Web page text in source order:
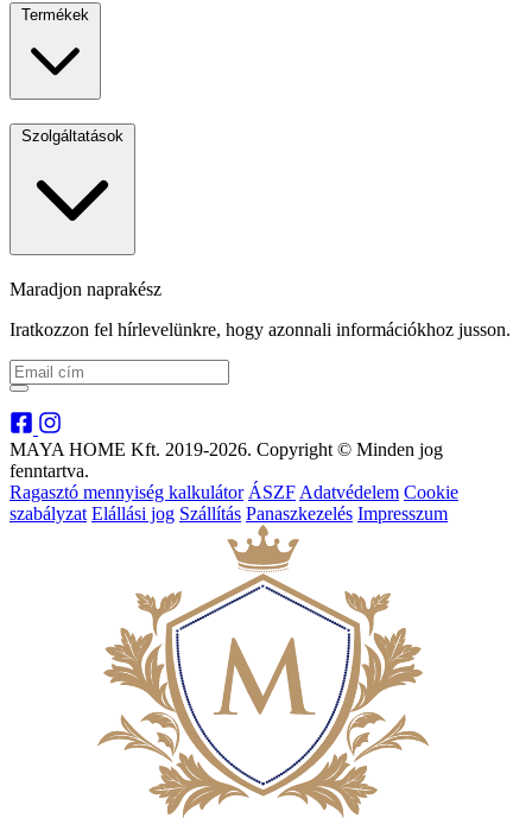
Termékek
Szolgáltatások
Maradjon naprakész
Iratkozzon fel hírlevelünkre, hogy azonnali információkhoz jusson.
MAYA HOME Kft. 2019-2026. Copyright © Minden jog
fenntartva.
Ragasztó mennyiség kalkulátor ÁSZF Adatvédelem Cookie
szabályzat Elállási jog Szállítás Panaszkezelés Impresszum